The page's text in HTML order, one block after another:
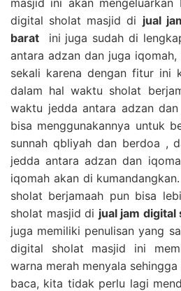
digital sholat masjid di jual
barat ini juga sudah di
antara adzan dan juga
sekali karena dengan fitur ini
dalam hal waktu sholat
waktu jedda antara adzan
bisa menggunakannya untuk
sunnah qbliyah dan berdoa ,
jedda antara adzan dan
iqomah akan di
sholat berjamaah pun bisa
sholat masjid di jual jam digital
juga memiliki penulisan yang
digital sholat masjid ini
warna merah menyala
baca, kita tidak perlu lagi